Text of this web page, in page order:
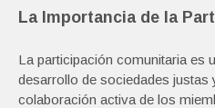
La Importancia de la
La participación comunitaria es
desarrollo de sociedades justas
colaboración activa de los